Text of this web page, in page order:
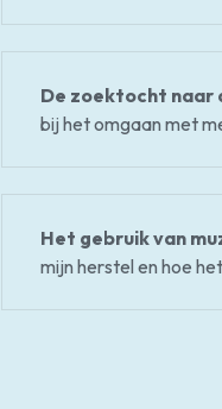
De zoektocht
bij het omgaan met
Het gebruik van
mijn herstel en hoe